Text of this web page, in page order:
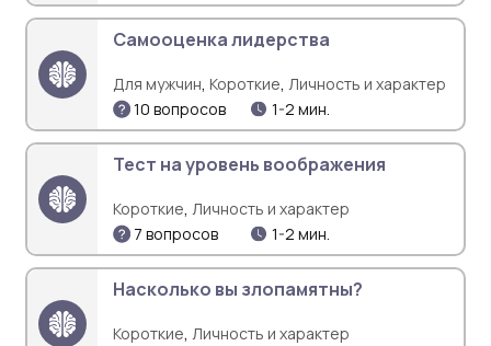
Самооценка лидерства
Для мужчин, Короткие, Личность и характер
10 вопросов
1-2 мин.
Тест на уровень воображения
Короткие, Личность и характер
7 вопросов
1-2 мин.
Насколько вы злопамятны?
Короткие, Личность и характер